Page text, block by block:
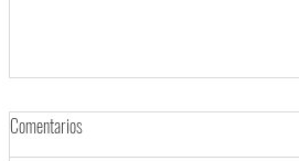
Comentarios